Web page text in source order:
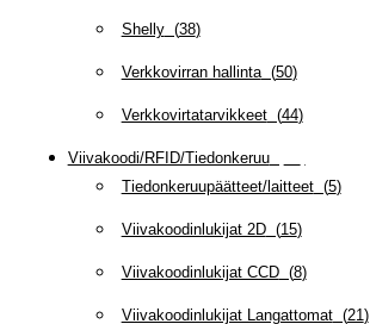
Shelly(38)
Verkkovirran hallinta(50)
Verkkovirtatarvikkeet(44)
Viivakoodi/RFID/Tiedonkeruu(
Tiedonkeruupäätteet/laitteet(5)
Viivakoodinlukijat 2D(15)
Viivakoodinlukijat CCD(8)
Viivakoodinlukijat Langattomat(21)